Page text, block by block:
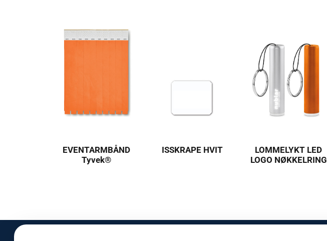
EVENTARMBÅND
Tyvek®
ISSKRAPE HVIT
LOMMELYKT LED
LOGO NØKKELRING